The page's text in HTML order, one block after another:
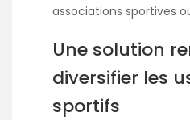
associations sportives
Une solution
diversifier les
sportifs